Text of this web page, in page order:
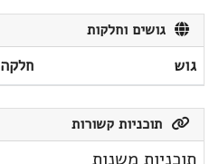
גושים וחלקות
גוש חלקה
תוכניות קשורות
תוכניות משנות